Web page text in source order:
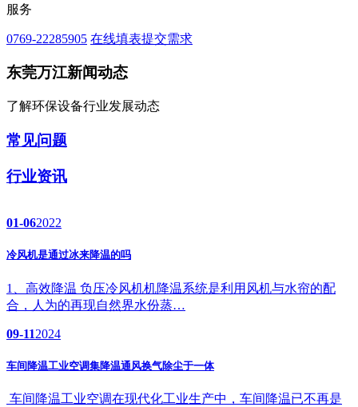
服务
0769-22285905 在线填表提交需求
东莞万江新闻动态
了解环保设备行业发展动态
常见问题
行业资讯
01-062022
冷风机是通过冰来降温的吗
1、高效降温 负压冷风机机降温系统是利用风机与水帘的配
合，人为的再现自然界水份蒸…
09-112024
车间降温工业空调集降温通风换气除尘于一体
车间降温工业空调在现代化工业生产中，车间降温已不再是